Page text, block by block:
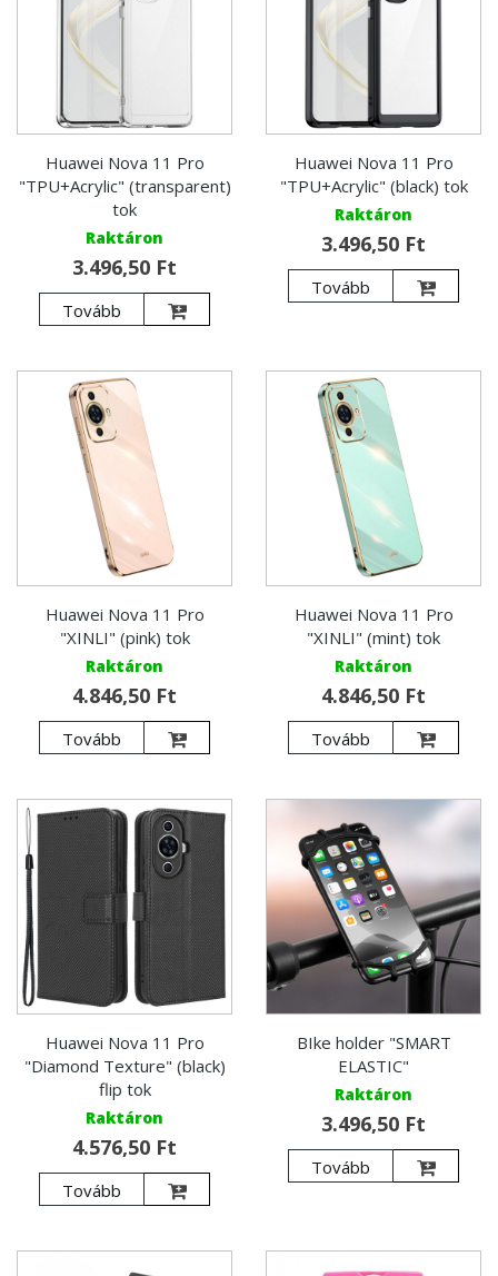
Huawei Nova 11 Pro
"TPU+Acrylic" (transparent)
tok
Raktáron
3.496,50 Ft
Tovább
Huawei Nova 11 Pro
"TPU+Acrylic" (black) tok
Raktáron
3.496,50 Ft
Tovább
Huawei Nova 11 Pro
"XINLI" (pink) tok
Raktáron
4.846,50 Ft
Tovább
Huawei Nova 11 Pro
"XINLI" (mint) tok
Raktáron
4.846,50 Ft
Tovább
Huawei Nova 11 Pro
"Diamond Texture" (black)
flip tok
Raktáron
4.576,50 Ft
Tovább
BIke holder "SMART
ELASTIC"
Raktáron
3.496,50 Ft
Tovább